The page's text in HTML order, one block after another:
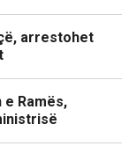
arrestohet
Ramës,